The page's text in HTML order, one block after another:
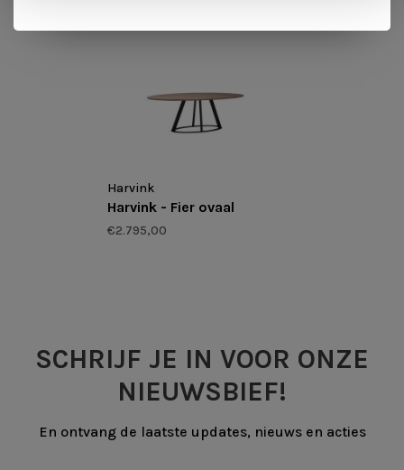
Harvink
Harvink - Fier ovaal
€2.795,00
SCHRIJF JE IN VOOR ONZE
NIEUWSBIEF!
En ontvang de laatste updates, nieuws en acties